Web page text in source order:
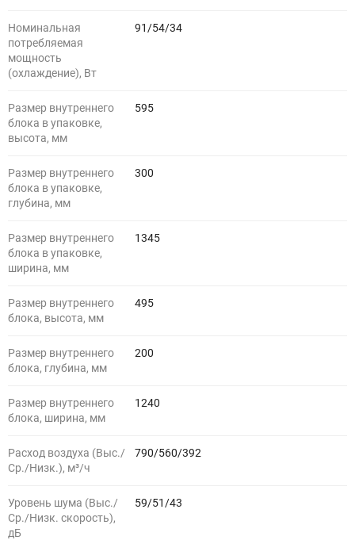
Номинальная
потребляемая
мощность
(охлаждение), Вт
91/54/34
Размер внутреннего
блока в упаковке,
высота, мм
595
Размер внутреннего
блока в упаковке,
глубина, мм
300
Размер внутреннего
блока в упаковке,
ширина, мм
1345
Размер внутреннего
блока, высота, мм
495
Размер внутреннего
блока, глубина, мм
200
Размер внутреннего
блока, ширина, мм
1240
Расход воздуха (Выс./
Ср./Низк.), м³/ч
790/560/392
Уровень шума (Выс./
Ср./Низк. скорость),
дБ
59/51/43